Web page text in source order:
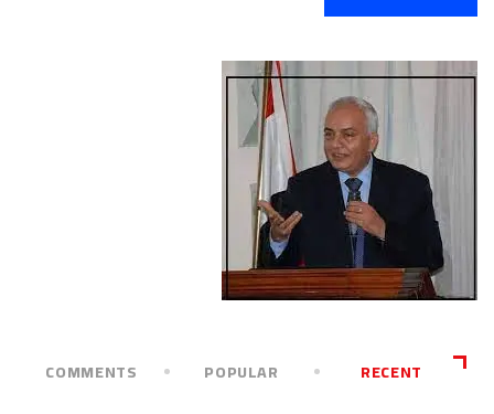
RECENT
POPULAR
COMMENTS